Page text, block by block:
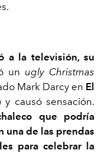
a la televisión, su
un ugly Christmas
Mark Darcy en El
y causó sensación.
que podría
una de las prendas
para celebrar la